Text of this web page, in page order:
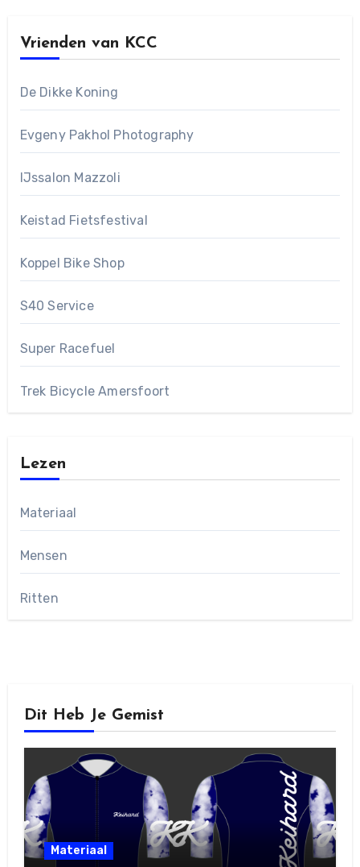
Vrienden van KCC
De Dikke Koning
Evgeny Pakhol Photography
IJssalon Mazzoli
Keistad Fietsfestival
Koppel Bike Shop
S40 Service
Super Racefuel
Trek Bicycle Amersfoort
Lezen
Materiaal
Mensen
Ritten
Dit Heb Je Gemist
Materiaal